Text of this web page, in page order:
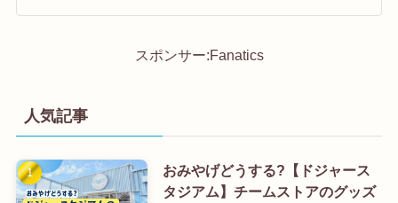
スポンサー:Fanatics
人気記事
おみやげどうする?【ドジャース
タジアム】チームストアのグッズ